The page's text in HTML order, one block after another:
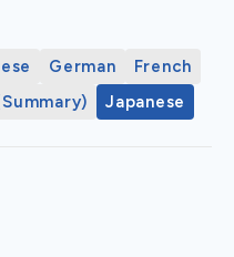
German
French
Japanese